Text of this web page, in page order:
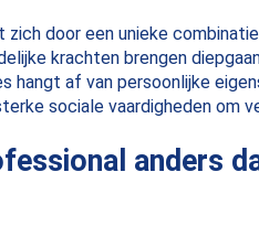
door een unieke
krachten brengen
hangt af van persoonlijke
sociale vaardigheden om
anders